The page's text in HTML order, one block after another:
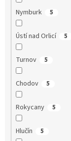
Nymburk 5
Ústí nad Orlicí 5
Turnov 5
Chodov 5
Rokycany 5
Hlučín 5